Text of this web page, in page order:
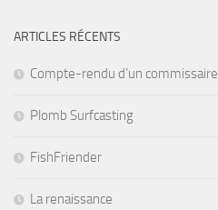
ARTICLES RÉCENTS
Compte-rendu d’un commissaire
Plomb Surfcasting
FishFriender
La renaissance